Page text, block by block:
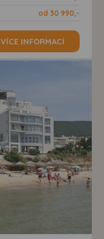
od 30 990,-
VÍCE INFORMACÍ